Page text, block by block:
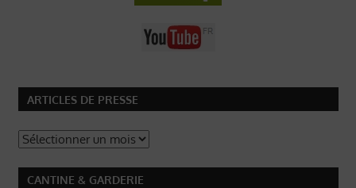
ARTICLES DE PRESSE
Articles
Presse
CANTINE & GARDERIE